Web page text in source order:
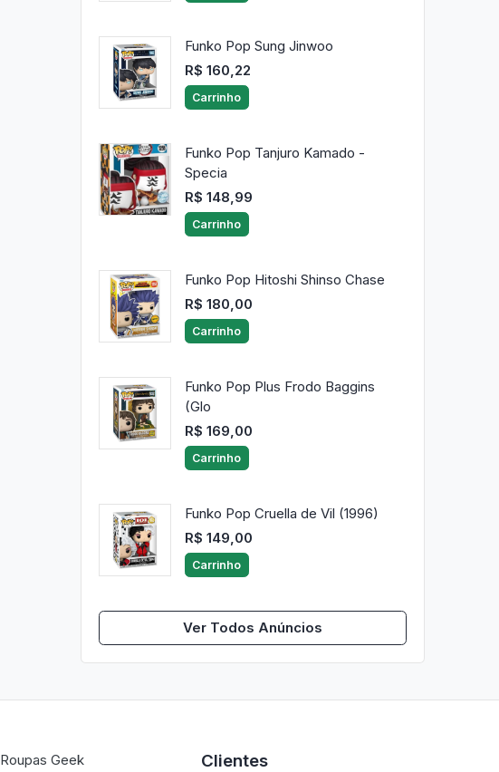
Funko Pop Sung Jinwoo
R$ 160,22
Carrinho
Funko Pop Tanjuro Kamado -
Specia
R$ 148,99
Carrinho
Funko Pop Hitoshi Shinso Chase
R$ 180,00
Carrinho
Funko Pop Plus Frodo Baggins
(Glo
R$ 169,00
Carrinho
Funko Pop Cruella de Vil (1996)
R$ 149,00
Carrinho
Ver Todos Anúncios
Roupas Geek Clientes